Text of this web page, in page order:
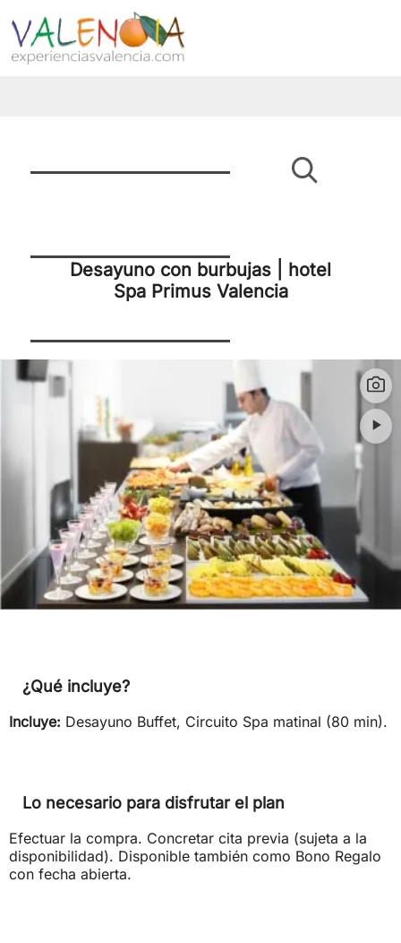
Desayuno con burbujas | hotel
Spa Primus Valencia
¿Qué incluye?
Incluye: Desayuno Buffet, Circuito Spa matinal (80 min).
Lo necesario para disfrutar el plan
Efectuar la compra. Concretar cita previa (sujeta a la
disponibilidad). Disponible también como Bono Regalo
con fecha abierta.